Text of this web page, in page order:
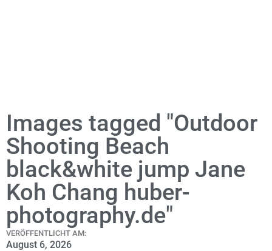
Images tagged "Outdoor
Shooting Beach
black&white jump Jane
Koh Chang huber-
photography.de"
VERÖFFENTLICHT AM:
August 6, 2026